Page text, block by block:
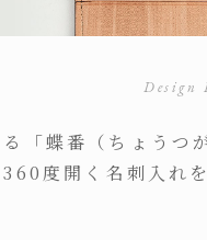
Design
「蝶番（ちょうつ
度開く名刺入れ